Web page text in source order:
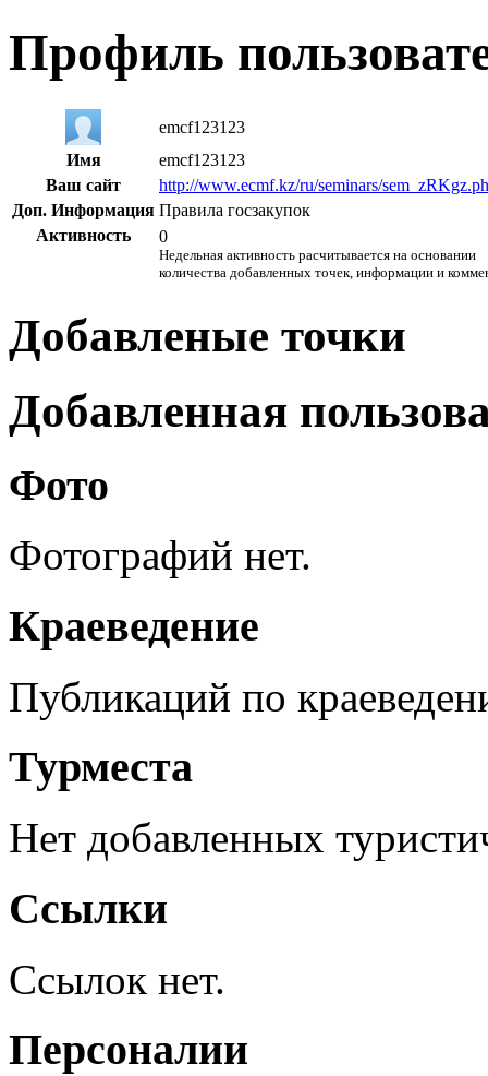
Профиль
emcf123123
Имя
emcf123123
Ваш сайт
http://www.ecmf.kz/ru/seminars/
Доп. Информация Правила госзакупок
Активность
0
Недельная активность расчитывается на основании
количества добавленных точек, информации и
Добавленые точки
Добавленная
Фото
Фотографий нет.
Краеведение
Публикаций по
Турместа
Нет добавленных
Ссылки
Ссылок нет.
Персоналии